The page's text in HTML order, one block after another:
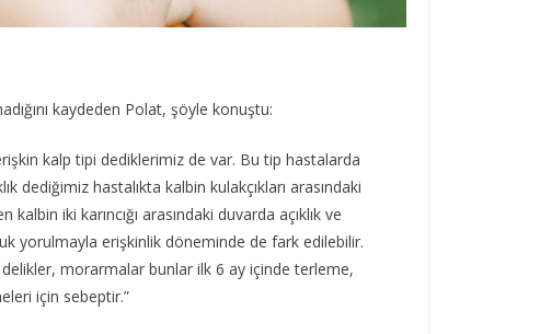
kaydeden Polat, şöyle konuştu:
kalp tipi dediklerimiz de var. Bu tip hastalarda
dediğimiz hastalıkta kalbin kulakçıkları arasındaki
iki karıncığı arasındaki duvarda açıklık ve
yorulmayla erişkinlik döneminde de fark edilebilir.
delikler, morarmalar bunlar ilk 6 ay içinde terleme,
için sebeptir.”